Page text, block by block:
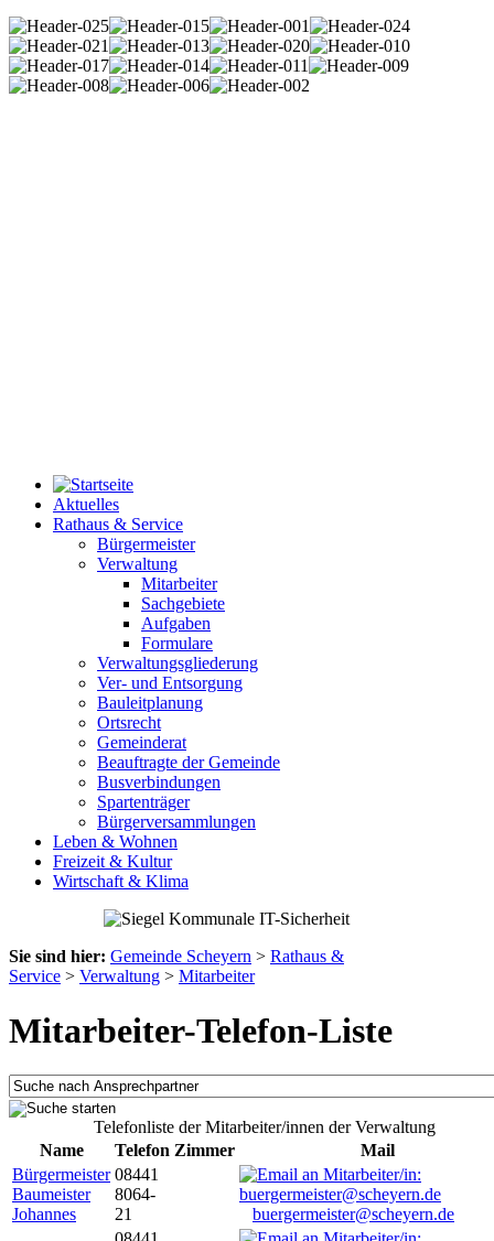
Aktuelles
Rathaus & Service
Bürgermeister
Verwaltung
Mitarbeiter
Sachgebiete
Aufgaben
Formulare
Verwaltungsgliederung
Ver- und Entsorgung
Bauleitplanung
Ortsrecht
Gemeinderat
Beauftragte der Gemeinde
Busverbindungen
Spartenträger
Bürgerversammlungen
Leben & Wohnen
Freizeit & Kultur
Wirtschaft & Klima
Sie sind hier: Gemeinde Scheyern > Rathaus &
Service > Verwaltung > Mitarbeiter
Mitarbeiter-Telefon-Liste
Telefonliste der Mitarbeiter/innen der Verwaltung
Name
Telefon Zimmer
Mail
Bürgermeister
Baumeister
Johannes
08441
8064-
21
buergermeister@scheyern.de